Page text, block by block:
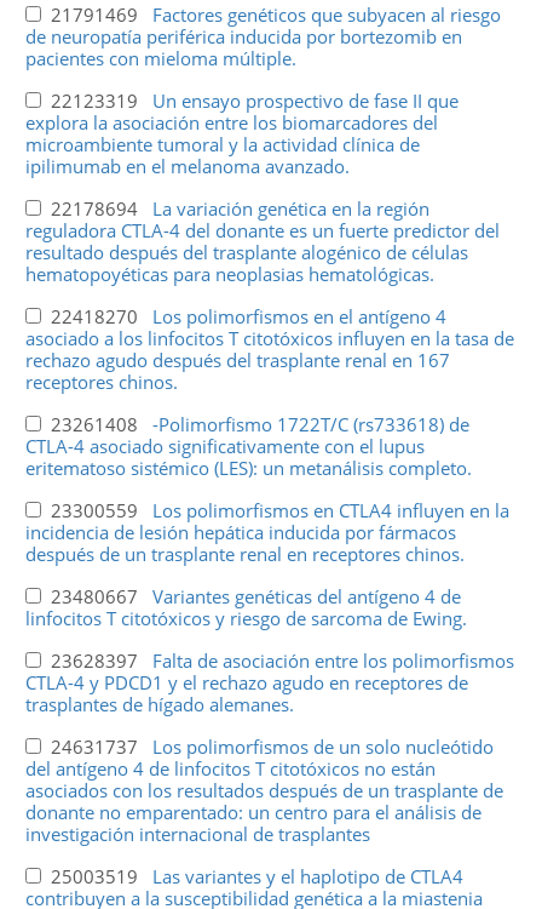
21791469 Factores genéticos que subyacen al riesgo
de neuropatía periférica inducida por bortezomib en
pacientes con mieloma múltiple.
22123319 Un ensayo prospectivo de fase II que
explora la asociación entre los biomarcadores del
microambiente tumoral y la actividad clínica de
ipilimumab en el melanoma avanzado.
22178694 La variación genética en la región
reguladora CTLA-4 del donante es un fuerte predictor del
resultado después del trasplante alogénico de células
hematopoyéticas para neoplasias hematológicas.
22418270 Los polimorfismos en el antígeno 4
asociado a los linfocitos T citotóxicos influyen en la tasa de
rechazo agudo después del trasplante renal en 167
receptores chinos.
23261408 -Polimorfismo 1722T/C (rs733618) de
CTLA-4 asociado significativamente con el lupus
eritematoso sistémico (LES): un metanálisis completo.
23300559 Los polimorfismos en CTLA4 influyen en la
incidencia de lesión hepática inducida por fármacos
después de un trasplante renal en receptores chinos.
23480667 Variantes genéticas del antígeno 4 de
linfocitos T citotóxicos y riesgo de sarcoma de Ewing.
23628397 Falta de asociación entre los polimorfismos
CTLA-4 y PDCD1 y el rechazo agudo en receptores de
trasplantes de hígado alemanes.
24631737 Los polimorfismos de un solo nucleótido
del antígeno 4 de linfocitos T citotóxicos no están
asociados con los resultados después de un trasplante de
donante no emparentado: un centro para el análisis de
investigación internacional de trasplantes
25003519 Las variantes y el haplotipo de CTLA4
contribuyen a la susceptibilidad genética a la miastenia